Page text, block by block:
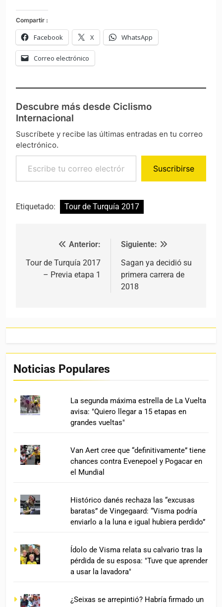
Compartir :
Facebook X WhatsApp
Correo electrónico
Descubre más desde Ciclismo
Internacional
Suscríbete y recibe las últimas entradas en tu correo
electrónico.
Escribe tu correo electrónico…
Suscribirse
Etiquetado: Tour de Turquía 2017
Navegación de entradas
Anterior:
Tour de Turquía 2017
– Previa etapa 1
Siguiente:
Sagan ya decidió su
primera carrera de
2018
Noticias Populares
La segunda máxima estrella de La Vuelta
avisa: "Quiero llegar a 15 etapas en
grandes vueltas"
Van Aert cree que “definitivamente” tiene
chances contra Evenepoel y Pogacar en
el Mundial
Histórico danés rechaza las “excusas
baratas” de Vingegaard: “Visma podría
enviarlo a la luna e igual hubiera perdido”
Ídolo de Visma relata su calvario tras la
pérdida de su esposa: "Tuve que aprender
a usar la lavadora"
¿Seixas se arrepintió? Habría firmado un